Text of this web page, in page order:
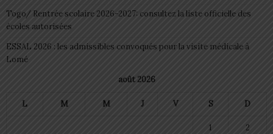
Togo/ Rentrée scolaire 2026-2027: consultez la liste officielle des
écoles autorisées
ESSAL 2026 : les admissibles convoqués pour la visite médicale à
Lomé
août 2026
L M M J V S D
1 2